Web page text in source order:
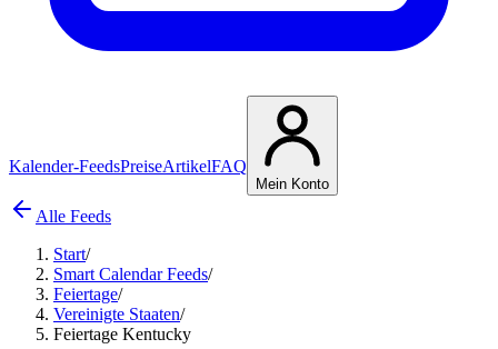
Kalender-FeedsPreiseArtikelFAQ
Mein Konto
Alle Feeds
Start/
Smart Calendar Feeds/
Feiertage/
Vereinigte Staaten/
Feiertage Kentucky